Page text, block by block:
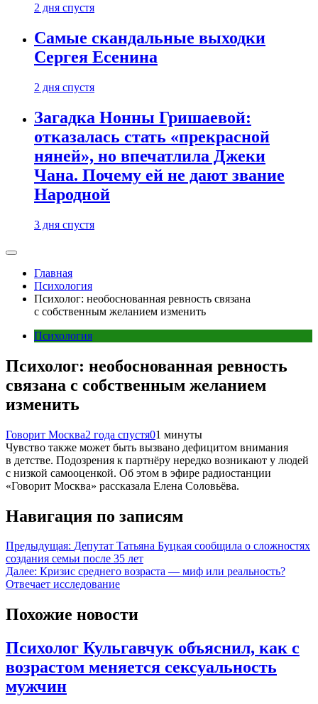
2 дня спустя
Самые скандальные выходки
Сергея Есенина
2 дня спустя
Загадка Нонны Гришаевой:
отказалась стать «прекрасной
няней», но впечатлила Джеки
Чана. Почему ей не дают звание
Народной
3 дня спустя
Главная
Психология
Психолог: необоснованная ревность связана
с собственным желанием изменить
Психология
Психолог: необоснованная ревность
связана с собственным желанием
изменить
Говорит Москва2 года спустя01 минуты
Чувство также может быть вызвано дефицитом внимания
в детстве. Подозрения к партнёру нередко возникают у людей
с низкой самооценкой. Об этом в эфире радиостанции
«Говорит Москва» рассказала Елена Соловьёва.
Навигация по записям
Предыдущая: Депутат Татьяна Буцкая сообщила о сложностях
создания семьи после 35 лет
Далее: Кризис среднего возраста — миф или реальность?
Отвечает исследование
Похожие новости
Психолог Кульгавчук объяснил, как с
возрастом меняется сексуальность
мужчин